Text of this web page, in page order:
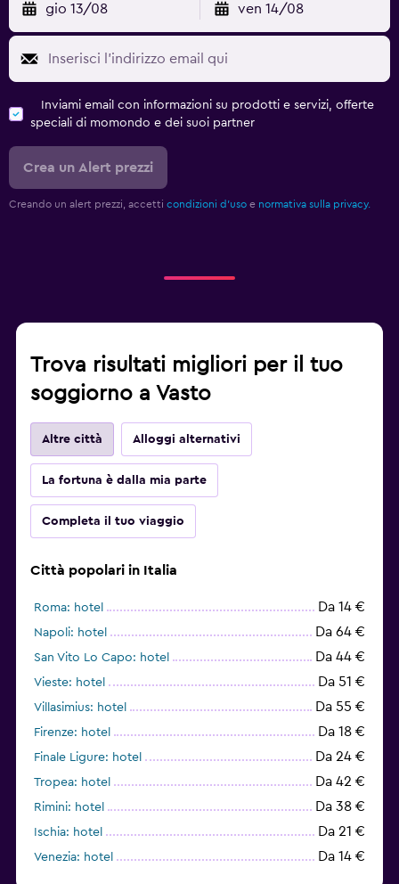
gio 13/08 ven 14/08
Inviami email con informazioni su prodotti e servizi, offerte
speciali di momondo e dei suoi partner
Crea un Alert prezzi
Creando un alert prezzi, accetti condizioni d'uso e normativa sulla privacy.
Trova risultati migliori per il tuo
soggiorno a Vasto
Altre città Alloggi alternativi
La fortuna è dalla mia parte
Completa il tuo viaggio
Città popolari in Italia
Roma: hotel Da 14 €
Napoli: hotel Da 64 €
San Vito Lo Capo: hotel Da 44 €
Vieste: hotel Da 51 €
Villasimius: hotel Da 55 €
Firenze: hotel Da 18 €
Finale Ligure: hotel Da 24 €
Tropea: hotel Da 42 €
Rimini: hotel Da 38 €
Ischia: hotel Da 21 €
Venezia: hotel Da 14 €